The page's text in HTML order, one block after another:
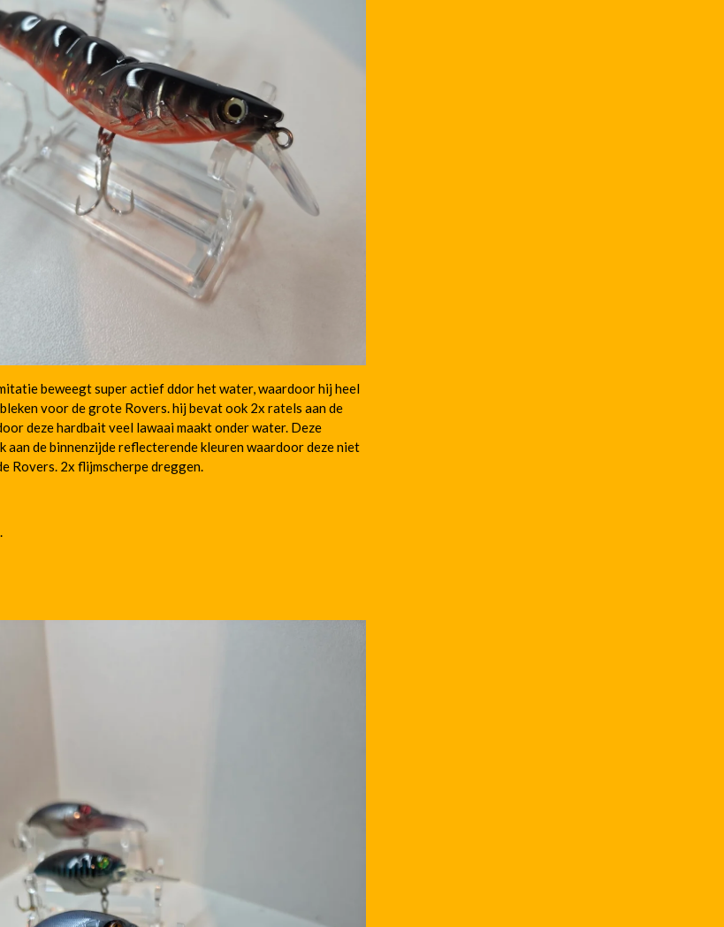
beweegt super actief ddor het water, waardoor hij heel
voor de grote Rovers. hij bevat ook 2x ratels aan de
deze hardbait veel lawaai maakt onder water. Deze
aan de binnenzijde reflecterende kleuren waardoor deze niet
Rovers. 2x flijmscherpe dreggen.